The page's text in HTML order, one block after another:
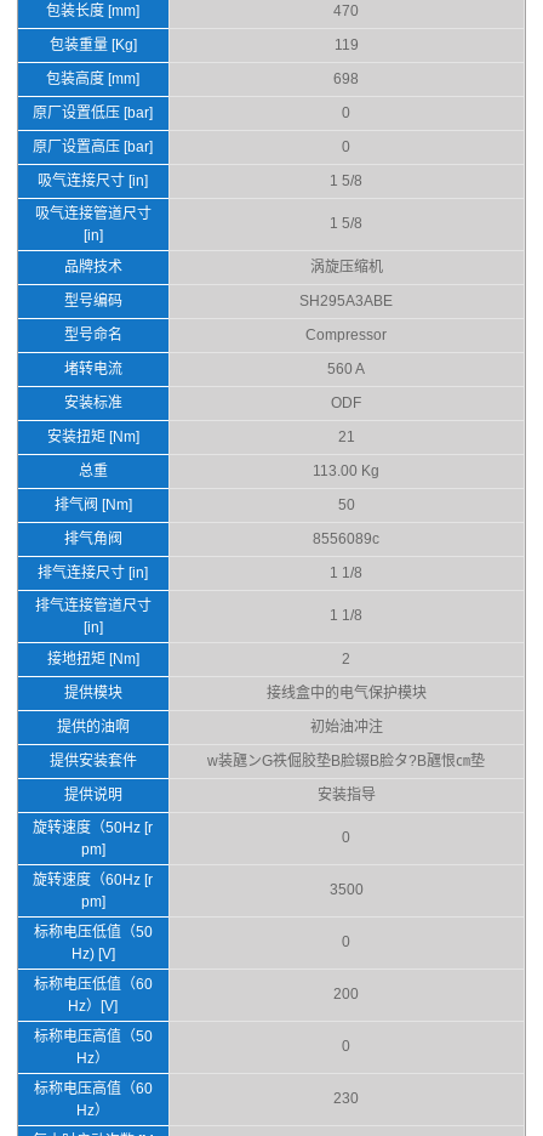
包装长度 [mm]
470
包装重量 [Kg]
119
包装高度 [mm]
698
原厂设置低压 [bar]
0
原厂设置高压 [bar]
0
吸气连接尺寸 [in]
1 5/8
吸气连接管道尺寸
[in]
1 5/8
品牌技术
涡旋压缩机
型号编码
SH295A3ABE
型号命名
Compressor
堵转电流
560 A
安装标准
ODF
安装扭矩 [Nm]
21
总重
113.00 Kg
排气阀 [Nm]
50
排气角阀
8556089c
排气连接尺寸 [in]
1 1/8
排气连接管道尺寸
[in]
1 1/8
接地扭矩 [Nm]
2
提供模块
接线盒中的电气保护模块
提供的油啊
初始油冲注
提供安装套件
w装甅ンG祑倔胶垫B脸辍B脸タ?B甅恨㎝垫
提供说明
安装指导
旋转速度（50Hz [r
pm]
0
旋转速度（60Hz [r
pm]
3500
标称电压低值（50
Hz) [V]
0
标称电压低值（60
Hz）[V]
200
标称电压高值（50
Hz）
0
标称电压高值（60
Hz）
230